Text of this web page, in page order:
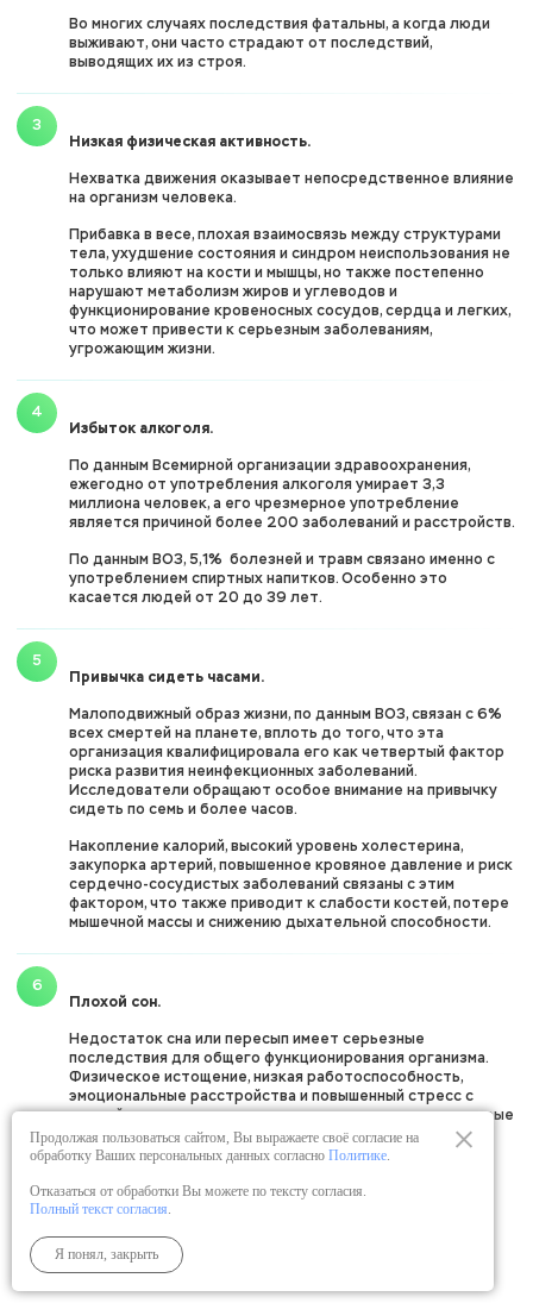
Во многих случаях последствия фатальны, а когда люди
выживают, они часто страдают от последствий,
выводящих их из строя.
Низкая физическая активность.
Нехватка движения оказывает непосредственное влияние
на организм человека.
Прибавка в весе, плохая взаимосвязь между структурами
тела, ухудшение состояния и синдром неиспользования не
только влияют на кости и мышцы, но также постепенно
нарушают метаболизм жиров и углеводов и
функционирование кровеносных сосудов, сердца и легких,
что может привести к серьезным заболеваниям,
угрожающим жизни.
Избыток алкоголя.
По данным Всемирной организации здравоохранения,
ежегодно от употребления алкоголя умирает 3,3
миллиона человек, а его чрезмерное употребление
является причиной более 200 заболеваний и расстройств.
По данным ВОЗ, 5,1% болезней и травм связано именно с
употреблением спиртных напитков. Особенно это
касается людей от 20 до 39 лет.
Привычка сидеть часами.
Малоподвижный образ жизни, по данным ВОЗ, связан с 6%
всех смертей на планете, вплоть до того, что эта
организация квалифицировала его как четвертый фактор
риска развития неинфекционных заболеваний.
Исследователи обращают особое внимание на привычку
сидеть по семь и более часов.
Накопление калорий, высокий уровень холестерина,
закупорка артерий, повышенное кровяное давление и риск
сердечно-сосудистых заболеваний связаны с этим
фактором, что также приводит к слабости костей, потере
мышечной массы и снижению дыхательной способности.
Плохой сон.
Недостаток сна или пересып имеет серьезные
последствия для общего функционирования организма.
Физическое истощение, низкая работоспособность,
эмоциональные расстройства и повышенный стресс с
воздействием на все системы организма – лишь некоторые
из последствий.
спокойного сна составляет семь часов в день для
здоровых взрослых и восемь для детей, исследования
ставит людей в спектр высокого риска, особенно если
проблема носит хронический характер.
Продолжая пользоваться сайтом, Вы выражаете своё согласие на
обработку Ваших персональных данных согласно Политике.
Отказаться от обработки Вы можете по тексту согласия.
Полный текст согласия.
Я понял, закрыть